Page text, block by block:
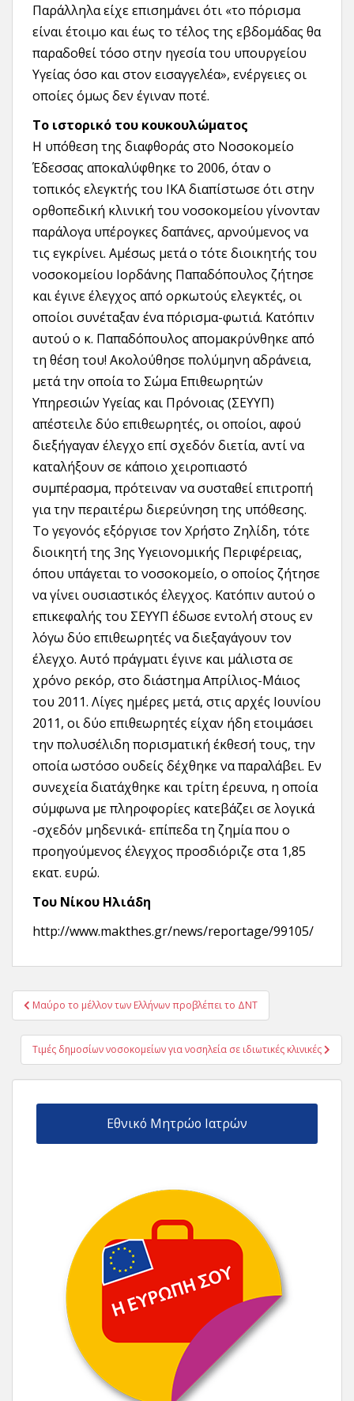
Παράλληλα είχε επισημάνει ότι «το πόρισμα
είναι έτοιμο και έως το τέλος της εβδομάδας θα
παραδοθεί τόσο στην ηγεσία του υπουργείου
Υγείας όσο και στον εισαγγελέα», ενέργειες οι
οποίες όμως δεν έγιναν ποτέ.
Το ιστορικό του κουκουλώματος
Η υπόθεση της διαφθοράς στο Νοσοκομείο
Έδεσσας αποκαλύφθηκε το 2006, όταν ο
τοπικός ελεγκτής του ΙΚΑ διαπίστωσε ότι στην
ορθοπεδική κλινική του νοσοκομείου γίνονταν
παράλογα υπέρογκες δαπάνες, αρνούμενος να
τις εγκρίνει. Αμέσως μετά ο τότε διοικητής του
νοσοκομείου Ιορδάνης Παπαδόπουλος ζήτησε
και έγινε έλεγχος από ορκωτούς ελεγκτές, οι
οποίοι συνέταξαν ένα πόρισμα-φωτιά. Κατόπιν
αυτού ο κ. Παπαδόπουλος απομακρύνθηκε από
τη θέση του! Ακολούθησε πολύμηνη αδράνεια,
μετά την οποία το Σώμα Επιθεωρητών
Υπηρεσιών Υγείας και Πρόνοιας (ΣΕΥΥΠ)
απέστειλε δύο επιθεωρητές, οι οποίοι, αφού
διεξήγαγαν έλεγχο επί σχεδόν διετία, αντί να
καταλήξουν σε κάποιο χειροπιαστό
συμπέρασμα, πρότειναν να συσταθεί επιτροπή
για την περαιτέρω διερεύνηση της υπόθεσης.
Το γεγονός εξόργισε τον Χρήστο Ζηλίδη, τότε
διοικητή της 3ης Υγειονομικής Περιφέρειας,
όπου υπάγεται το νοσοκομείο, ο οποίος ζήτησε
να γίνει ουσιαστικός έλεγχος. Κατόπιν αυτού ο
επικεφαλής του ΣΕΥΥΠ έδωσε εντολή στους εν
λόγω δύο επιθεωρητές να διεξαγάγουν τον
έλεγχο. Αυτό πράγματι έγινε και μάλιστα σε
χρόνο ρεκόρ, στο διάστημα Απρίλιος-Μάιος
του 2011. Λίγες ημέρες μετά, στις αρχές Ιουνίου
2011, οι δύο επιθεωρητές είχαν ήδη ετοιμάσει
την πολυσέλιδη πορισματική έκθεσή τους, την
οποία ωστόσο ουδείς δέχθηκε να παραλάβει. Εν
συνεχεία διατάχθηκε και τρίτη έρευνα, η οποία
σύμφωνα με πληροφορίες κατεβάζει σε λογικά
-σχεδόν μηδενικά- επίπεδα τη ζημία που ο
προηγούμενος έλεγχος προσδιόριζε στα 1,85
εκατ. ευρώ.
Του Νίκου Ηλιάδη
http://www.makthes.gr/news/reportage/99105/
Πλοήγηση
άρθρων
Μαύρο το μέλλον των Ελλήνων προβλέπει το ΔΝΤ
Τιμές δημοσίων νοσοκομείων για νοσηλεία σε ιδιωτικές κλινικές
Εθνικό Μητρώο Ιατρών